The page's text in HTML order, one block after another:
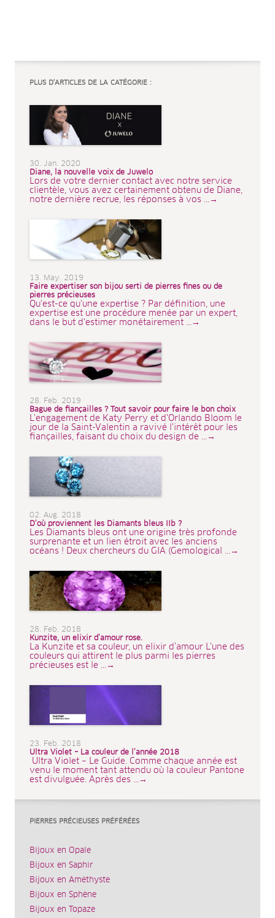
PLUS D’ARTICLES DE LA CATÉGORIE :
30. Jan. 2020
Diane, la nouvelle voix de Juwelo
Lors de votre dernier contact avec notre service
clientèle, vous avez certainement obtenu de Diane,
notre dernière recrue, les réponses à vos ...→
13. May. 2019
Faire expertiser son bijou serti de pierres fines ou de
pierres précieuses
Qu'est-ce qu'une expertise ? Par définition, une
expertise est une procédure menée par un expert,
dans le but d'estimer monétairement ...→
28. Feb. 2019
Bague de fiançailles ? Tout savoir pour faire le bon choix
L'engagement de Katy Perry et d'Orlando Bloom le
jour de la Saint-Valentin a ravivé l'intérêt pour les
fiançailles, faisant du choix du design de ...→
02. Aug. 2018
D’où proviennent les Diamants bleus IIb ?
Les Diamants bleus ont une origine très profonde
surprenante et un lien étroit avec les anciens
océans ! Deux chercheurs du GIA (Gemological ...→
28. Feb. 2018
Kunzite, un elixir d’amour rose.
La Kunzite et sa couleur, un elixir d’amour L'une des
couleurs qui attirent le plus parmi les pierres
précieuses est le ...→
23. Feb. 2018
Ultra Violet – La couleur de l’année 2018
Ultra Violet – Le Guide. Comme chaque année est
venu le moment tant attendu où la couleur Pantone
est divulguée. Après des ...→
PIERRES PRÉCIEUSES PRÉFÉRÉES
Bijoux en Opale
Bijoux en Saphir
Bijoux en Améthyste
Bijoux en Sphène
Bijoux en Topaze